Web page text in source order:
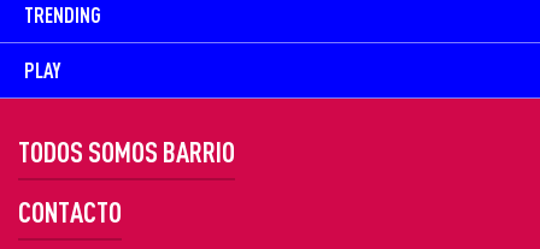
TRENDING
PLAY
TODOS SOMOS BARRIO
CONTACTO